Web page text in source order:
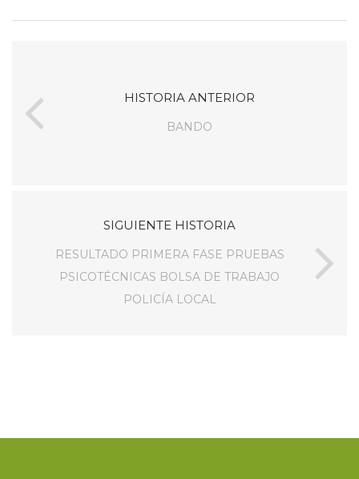
HISTORIA ANTERIOR
BANDO
SIGUIENTE HISTORIA
RESULTADO PRIMERA FASE PRUEBAS
PSICOTÉCNICAS BOLSA DE TRABAJO
POLICÍA LOCAL